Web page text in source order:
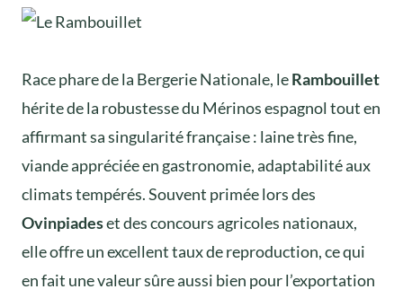
Race phare de la Bergerie Nationale, leRambouillet
hérite de la robustesse du Mérinos espagnol tout en
affirmant sa singularité française : laine très fine,
viande appréciée en gastronomie, adaptabilité aux
climats tempérés. Souvent primée lors des
Ovinpiadeset des concours agricoles nationaux,
elle offre un excellent taux de reproduction, ce qui
en fait une valeur sûre aussi bien pour l’exportation